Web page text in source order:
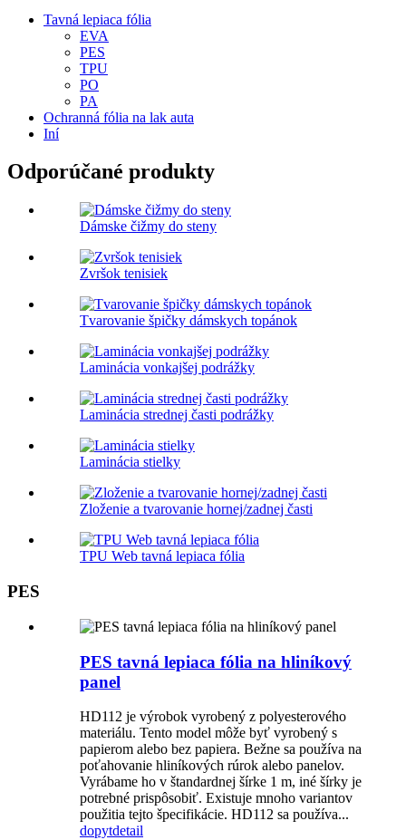
Tavná lepiaca fólia
EVA
PES
TPU
PO
PA
Ochranná fólia na lak auta
Iní
Odporúčané produkty
Dámske čižmy do steny
Zvršok tenisiek
Tvarovanie špičky dámskych topánok
Laminácia vonkajšej podrážky
Laminácia strednej časti podrážky
Laminácia stielky
Zloženie a tvarovanie hornej/zadnej časti
TPU Web tavná lepiaca fólia
PES
PES tavná lepiaca fólia na hliníkový
panel
HD112 je výrobok vyrobený z polyesterového
materiálu. Tento model môže byť vyrobený s
papierom alebo bez papiera. Bežne sa používa na
poťahovanie hliníkových rúrok alebo panelov.
Vyrábame ho v štandardnej šírke 1 m, iné šírky je
potrebné prispôsobiť. Existuje mnoho variantov
použitia tejto špecifikácie. HD112 sa používa...
dopytdetail